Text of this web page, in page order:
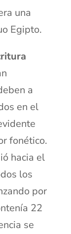
una
Egipto.
a
en el
fonético.
hacia el
los
por
22
se